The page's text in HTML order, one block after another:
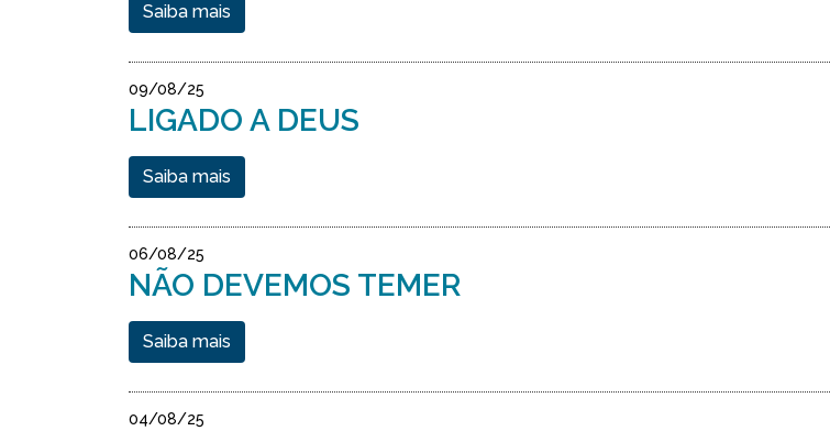
Saiba mais
09/08/25
LIGADO A DEUS
Saiba mais
06/08/25
NÃO DEVEMOS TEMER
Saiba mais
04/08/25